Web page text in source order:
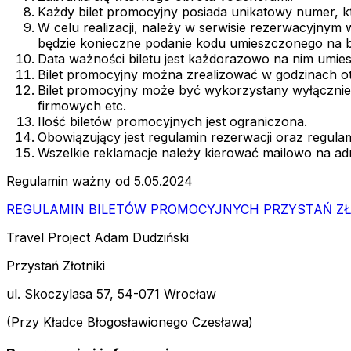
Każdy bilet promocyjny posiada unikatowy numer,
W celu realizacji, należy w serwisie
będzie konieczne podanie kodu umieszczonego
Data ważności biletu jest każdorazowo na nim
Bilet promocyjny można zrealizować w godzinach
Bilet promocyjny może być wykorzystany
firmowych etc.
Ilość biletów promocyjnych jest ograniczona.
Obowiązujący jest regulamin rezerwacji oraz
Wszelkie reklamacje należy kierować mailowo na
Regulamin ważny od 5.05.2024
REGULAMIN BILETÓW PROMOCYJNYCH PRZYSTAŃ
Travel Project Adam Dudziński
Przystań Złotniki
ul. Skoczylasa 57, 54-071 Wrocław
(Przy Kładce Błogosławionego Czesława)